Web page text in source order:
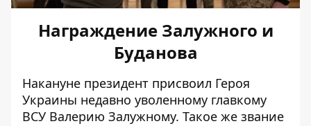
Награждение Залужного и
Буданова
Накануне президент присвоил Героя
Украины недавно уволенному главкому
ВСУ Валерию Залужному. Такое же звание